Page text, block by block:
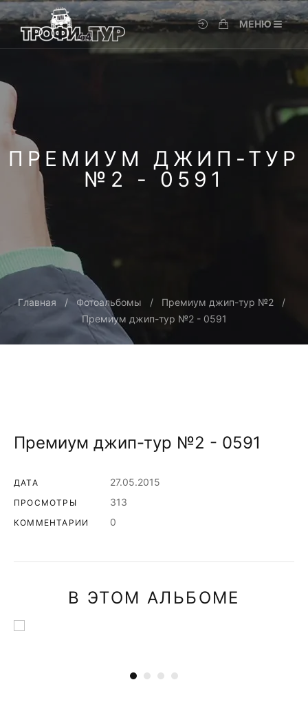
МЕНЮ
ПРЕМИУМ ДЖИП-ТУР
№2 - 0591
Главная Фотоальбомы
Премиум джип-тур №2
Премиум джип-тур №2 - 0591
Премиум джип-тур №2 - 0591
ДАТА 27.05.2015
ПРОСМОТРЫ 313
КОММЕНТАРИИ 0
В ЭТОМ АЛЬБОМЕ